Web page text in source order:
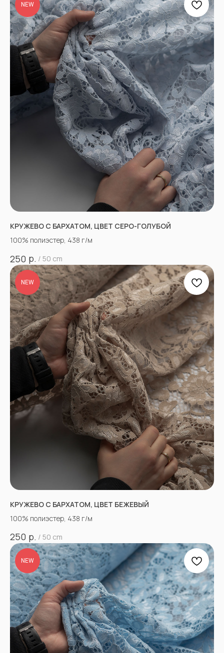
NEW
КРУЖЕВО С БАРХАТОМ, ЦВЕТ СЕРО-ГОЛУБОЙ
100% полиэстер, 438 г/м
250 р. / 50 cm
NEW
КРУЖЕВО С БАРХАТОМ, ЦВЕТ БЕЖЕВЫЙ
100% полиэстер, 438 г/м
250 р. / 50 cm
NEW